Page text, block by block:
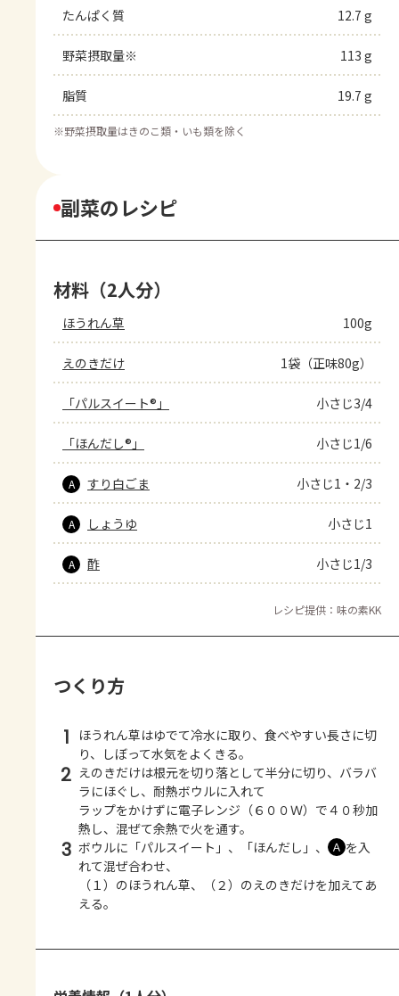
たんぱく質 12.7 g
野菜摂取量※ 113 g
脂質 19.7 g
※野菜摂取量はきのこ類・いも類を除く
副菜のレシピ
材料（2人分）
ほうれん草 100g
えのきだけ 1袋（正味80g）
「パルスイート®」 小さじ3/4
「ほんだし®」 小さじ1/6
A すり白ごま 小さじ1・2/3
A しょうゆ 小さじ1
A 酢 小さじ1/3
レシピ提供：味の素KK
つくり方
1
ほうれん草はゆでて冷水に取り、食べやすい長さに切
り、しぼって水気をよくきる。
2 えのきだけは根元を切り落として半分に切り、バラバ
ラにほぐし、耐熱ボウルに入れて
ラップをかけずに電子レンジ（６００Ｗ）で４０秒加
熱し、混ぜて余熱で火を通す。
3 ボウルに「パルスイート」、「ほんだし」、 Ａ を入
れて混ぜ合わせ、
（１）のほうれん草、（２）のえのきだけを加えてあ
える。